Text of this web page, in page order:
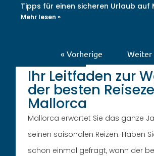
Tipps für einen sicheren Urlaub auf
Mehr lesen »
« Vorherige Weiter
Ihr Leitfaden zur
der besten
Mallorca
Mallorca erwartet Sie das ganze
seinen saisonalen Reizen. Haben
schon einmal gefragt, wann der